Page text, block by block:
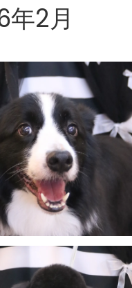
2月